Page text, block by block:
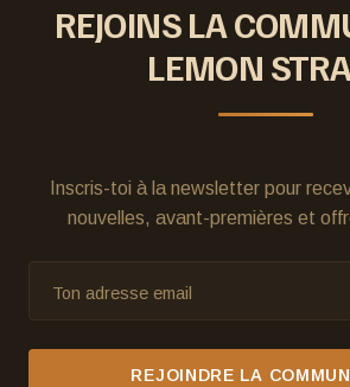
REJOINS LA
LEMON
Inscris-toi à la newsletter pour
nouvelles, avant-premières et
Ton adresse email
REJOINDRE LA